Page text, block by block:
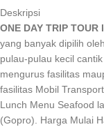
Deskripsi
ONE DAY TRIP TOUR
yang banyak dipilih
pulau-pulau kecil
mengurus fasilitas
fasilitas Mobil
Lunch Menu Seafood
(Gopro). Harga Mulai